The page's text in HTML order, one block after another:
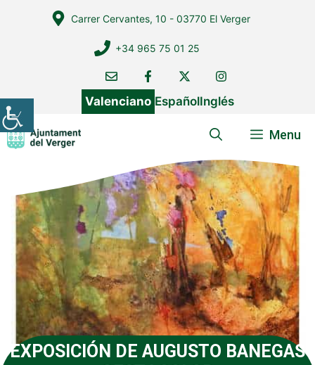
Carrer Cervantes, 10 - 03770 El Verger
+34 965 75 01 25
Valenciano EspañolInglés
Menu
EXPOSICIÓN DE AUGUSTO BANEGAS